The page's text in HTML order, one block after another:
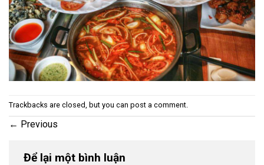
Trackbacks are closed, but you can post a comment.
← Previous
Để lại một bình luận